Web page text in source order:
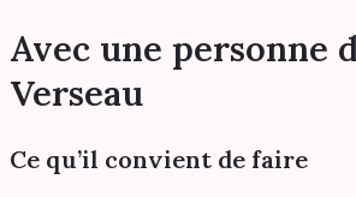
Avec une personne
Verseau
Ce qu’il convient de faire